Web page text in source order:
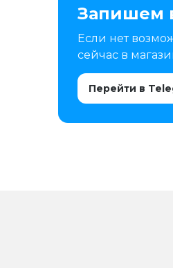
Запишем
Если нет
сейчас в
Перейти в